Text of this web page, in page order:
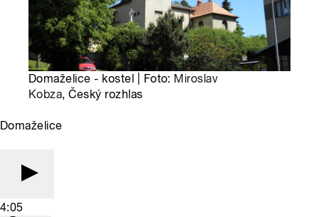
Domaželice - kostel | Foto: Miroslav
Kobza, Český rozhlas
Domaželice
4:05